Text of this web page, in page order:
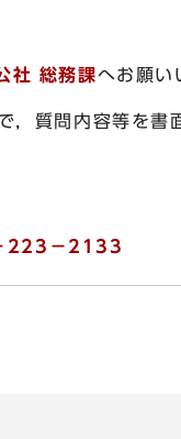
社 総務課へお願い
質問内容等を書
223－2133